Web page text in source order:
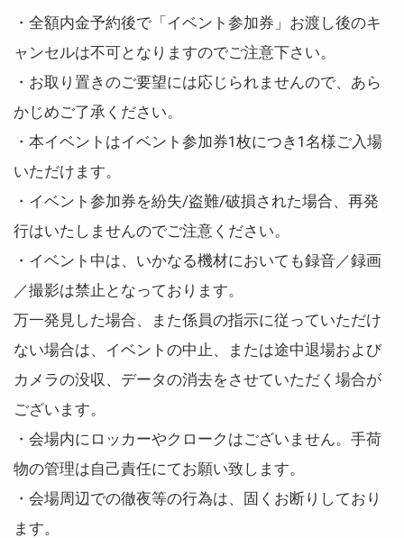
・全額内金予約後で「イベント参加券」お渡し後のキ
ャンセルは不可となりますのでご注意下さい。
・お取り置きのご要望には応じられませんので、あら
かじめご了承ください。
・本イベントはイベント参加券1枚につき1名様ご入場
いただけます。
・イベント参加券を紛失/盗難/破損された場合、再発
行はいたしませんのでご注意ください。
・イベント中は、いかなる機材においても録音／録画
／撮影は禁止となっております。
万一発見した場合、また係員の指示に従っていただけ
ない場合は、イベントの中止、または途中退場および
カメラの没収、データの消去をさせていただく場合が
ございます。
・会場内にロッカーやクロークはございません。手荷
物の管理は自己責任にてお願い致します。
・会場周辺での徹夜等の行為は、固くお断りしており
ます。